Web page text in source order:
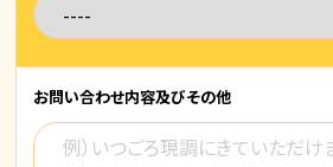
お問い合わせ内容及びその他